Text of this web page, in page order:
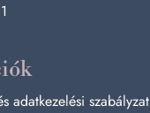
adatkezelési szabályzat